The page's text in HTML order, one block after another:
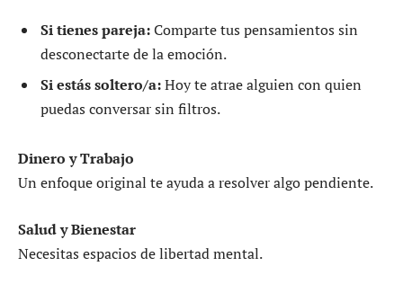
Si tienes pareja:Comparte tus pensamientos sin
desconectarte de la emoción.
Si estás soltero/a:Hoy te atrae alguien con quien
puedas conversar sin filtros.
Dinero y Trabajo
Un enfoque original te ayuda a resolver algo pendiente.
Salud y Bienestar
Necesitas espacios de libertad mental.